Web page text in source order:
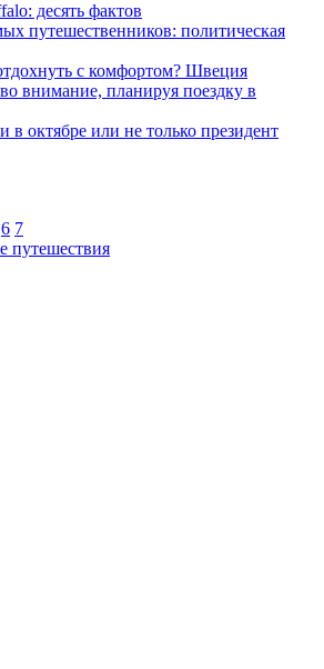
десять фактов
путешественников: политическая
с комфортом? Швеция
внимание, планируя поездку в
октябре или не только президент
6 7
путешествия